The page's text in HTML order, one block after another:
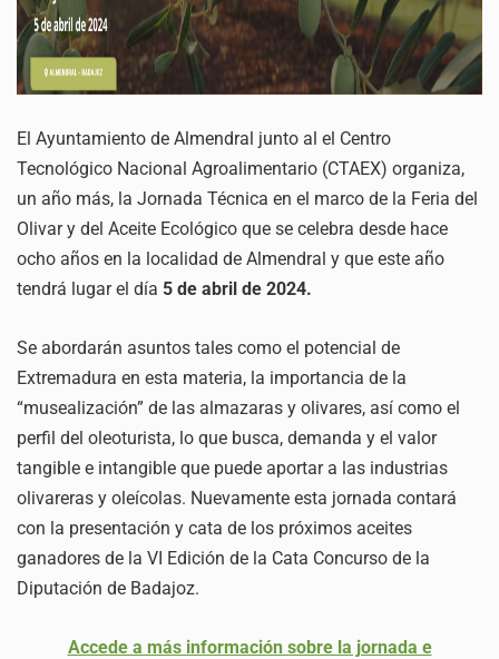
El Ayuntamiento de Almendral junto al el Centro
Tecnológico Nacional Agroalimentario (CTAEX) organiza,
un año más, la Jornada Técnica en el marco de la Feria del
Olivar y del Aceite Ecológico que se celebra desde hace
ocho años en la localidad de Almendral y que este año
tendrá lugar el día 5 de abril de 2024.
Se abordarán asuntos tales como el potencial de
Extremadura en esta materia, la importancia de la
“musealización” de las almazaras y olivares, así como el
perfil del oleoturista, lo que busca, demanda y el valor
tangible e intangible que puede aportar a las industrias
olivareras y oleícolas. Nuevamente esta jornada contará
con la presentación y cata de los próximos aceites
ganadores de la VI Edición de la Cata Concurso de la
Diputación de Badajoz.
Accede a más información sobre la jornada e